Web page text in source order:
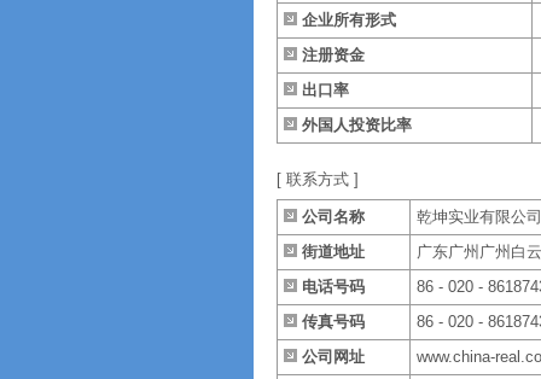
企业所有形式
注册资金
出口率
外国人投资比率
[ 联系方式 ]
公司名称
乾坤实业有限公司
街道地址
广东广州广州白
电话号码
86 - 020 -
传真号码
86 - 020 -
公司网址
www.china-